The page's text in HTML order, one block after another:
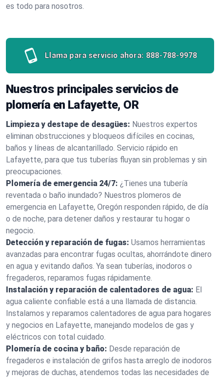
es todo para nosotros.
Llama para servicio ahora: 888-788-9978
Nuestros principales servicios de
plomería en Lafayette, OR
Limpieza y destape de desagües: Nuestros expertos
eliminan obstrucciones y bloqueos difíciles en cocinas,
baños y líneas de alcantarillado. Servicio rápido en
Lafayette, para que tus tuberías fluyan sin problemas y sin
preocupaciones.
Plomería de emergencia 24/7: ¿Tienes una tubería
reventada o baño inundado? Nuestros plomeros de
emergencia en Lafayette, Oregón responden rápido, de día
o de noche, para detener daños y restaurar tu hogar o
negocio.
Detección y reparación de fugas: Usamos herramientas
avanzadas para encontrar fugas ocultas, ahorrándote dinero
en agua y evitando daños. Ya sean tuberías, inodoros o
fregaderos, reparamos fugas rápidamente.
Instalación y reparación de calentadores de agua: El
agua caliente confiable está a una llamada de distancia.
Instalamos y reparamos calentadores de agua para hogares
y negocios en Lafayette, manejando modelos de gas y
eléctricos con total cuidado.
Plomería de cocina y baño: Desde reparación de
fregaderos e instalación de grifos hasta arreglo de inodoros
y mejoras de duchas, atendemos todas las necesidades de